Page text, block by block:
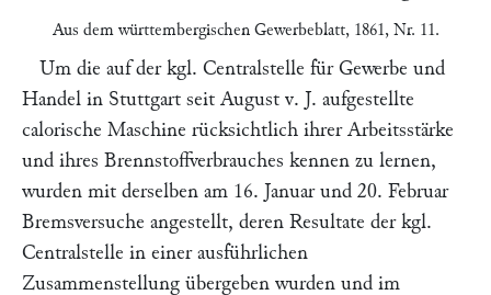
Aus dem württembergischen Gewerbeblatt, 1861, Nr. 11.
Um die auf der kgl. Centralstelle für Gewerbe und
Handel in Stuttgart seit August v. J. aufgestellte
calorische Maschine rücksichtlich ihrer Arbeitsstärke
und ihres Brennstoffverbrauches kennen zu lernen,
wurden mit derselben am 16. Januar und 20. Februar
Bremsversuche angestellt, deren Resultate der kgl.
Centralstelle in einer ausführlichen
Zusammenstellung übergeben wurden und im